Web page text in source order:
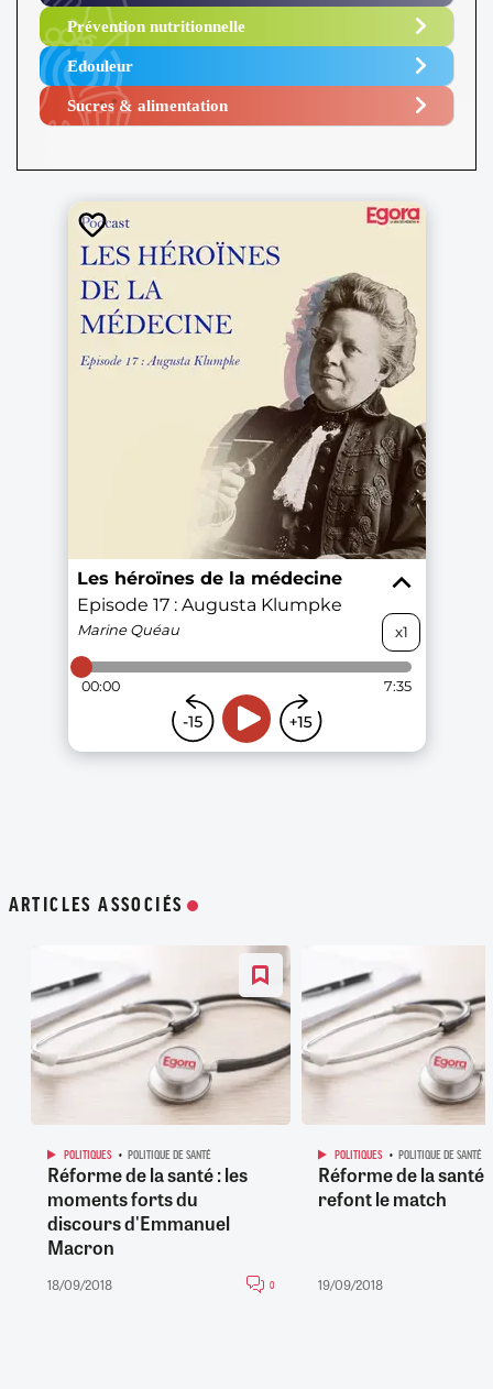
Prévention nutritionnelle
Edouleur​
Sucres & alimentation​
ARTICLES ASSOCIÉS
POLITIQUES POLITIQUE DE SANTÉ
Réforme de la santé : les
moments forts du
discours d'Emmanuel
Macron
18/09/2018 0
POLITIQUES POLITIQUE DE SANTÉ
Réforme de la santé
refont le match
19/09/2018